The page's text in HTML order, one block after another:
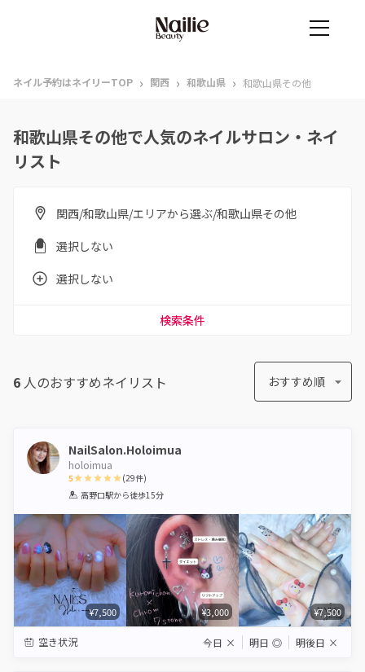
ネイル予約はネイリーTOP › 関西 › 和歌山県 › 和歌山県その他
和歌山県その他で人気のネイルサロン・ネイ
リスト
関西/和歌山県/エリアから選ぶ/和歌山県その他
選択しない
選択しない
検索条件
6 人のおすすめネイリスト おすすめ順
NailSalon.Holoimua
holoimua
5
1 2 3 4 5
(29件)
高野口駅から徒歩15分
¥7,500 ¥3,000 ¥7,500
空き状況 今日 × 明日 ◎ 明後日 ×